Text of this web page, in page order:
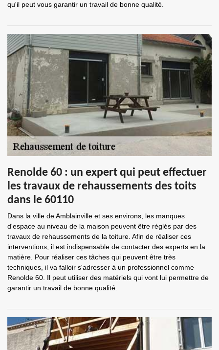
qu'il peut vous garantir un travail de bonne qualité.
Renolde 60 : un expert qui peut effectuer
les travaux de rehaussements des toits
dans le 60110
Dans la ville de Amblainville et ses environs, les manques
d'espace au niveau de la maison peuvent être réglés par des
travaux de rehaussements de la toiture. Afin de réaliser ces
interventions, il est indispensable de contacter des experts en la
matière. Pour réaliser ces tâches qui peuvent être très
techniques, il va falloir s'adresser à un professionnel comme
Renolde 60. Il peut utiliser des matériels qui vont lui permettre de
garantir un travail de bonne qualité.